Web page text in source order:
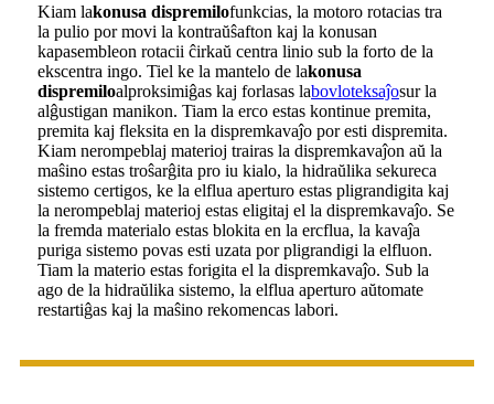
Kiam lakonusa dispremilofunkcias, la motoro rotacias tra
la pulio por movi la kontraŭŝafton kaj la konusan
kapasembleon rotacii ĉirkaŭ centra linio sub la forto de la
ekscentra ingo. Tiel ke la mantelo de lakonusa
dispremiloalproksimiĝas kaj forlasas labovloteksaĵosur la
alĝustigan manikon. Tiam la erco estas kontinue premita,
premita kaj fleksita en la dispremkavaĵo por esti dispremita.
Kiam nerompeblaj materioj trairas la dispremkavaĵon aŭ la
maŝino estas troŝarĝita pro iu kialo, la hidraŭlika sekureca
sistemo certigos, ke la elflua aperturo estas pligrandigita kaj
la nerompeblaj materioj estas eligitaj el la dispremkavaĵo. Se
la fremda materialo estas blokita en la ercflua, la kavaĵa
puriga sistemo povas esti uzata por pligrandigi la elfluon.
Tiam la materio estas forigita el la dispremkavaĵo. Sub la
ago de la hidraŭlika sistemo, la elflua aperturo aŭtomate
restartiĝas kaj la maŝino rekomencas labori.